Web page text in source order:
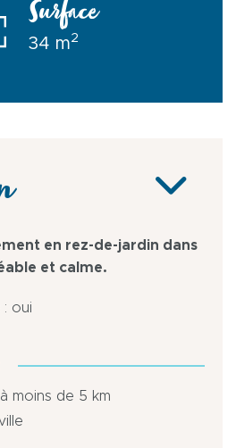
Surface
34 m2
en rez-de-jardin dans
et calme.
: oui
moins de 5 km